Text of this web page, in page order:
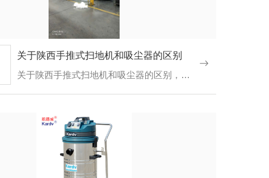
关于陕西手推式扫地机和吸尘器的区别
关于陕西手推式扫地机和吸尘器的区别，这个问题是很多客户都有问过的，对于不了这款机器性能的客户而言，这两…